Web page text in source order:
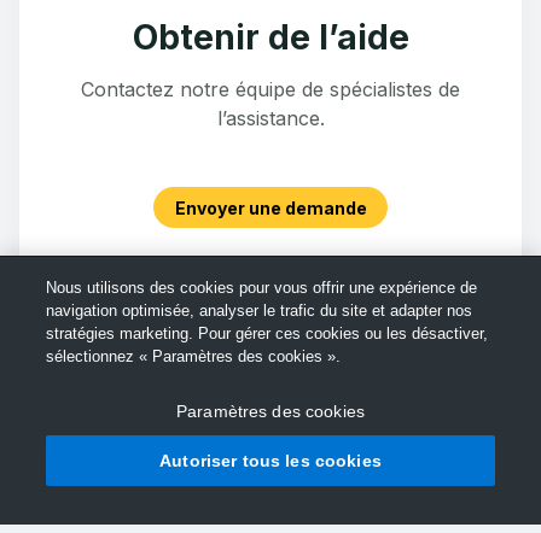
Obtenir de l’aide
Contactez notre équipe de spécialistes de
l’assistance.
Envoyer une demande
Nous utilisons des cookies pour vous offrir une expérience de
navigation optimisée, analyser le trafic du site et adapter nos
stratégies marketing. Pour gérer ces cookies ou les désactiver,
sélectionnez « Paramètres des cookies ».
Paramètres des cookies
Autoriser tous les cookies